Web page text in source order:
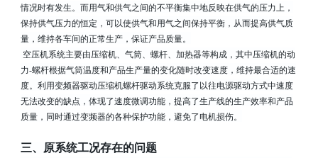
案
与
持
于
科
情况时有发生。而用气和供气之间的不平衡集中地反映在供气的压力上，
保持供气压力的恒定，可以使供气和用气之间保持平衡，从而提高供气质
量，维持各车间的正常生产，保证产品质量。
空压机系统主要由压缩机、气筒、螺杆、加热器等构成，其中压缩机的动
力-螺杆根据气筒温度和产品生产量的变化随时改变速度，维持最合适的速
度。利用变频器驱动压缩机螺杆驱动系统克服了以往电源驱动方式中速度
无法改变的缺点，体现了速度微调功能，提高了生产线的生产效率和产品
质量，同时通过变频器的各种保护功能，避免了电机损伤。
三、原系统工况存在的问题